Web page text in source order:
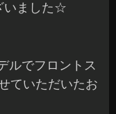
いました☆
ルでフロントス
ていただいたお